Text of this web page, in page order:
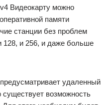
Видеокарту можно
памяти
станции без проблем
128, и 256, и даже больше
удаленный
существует возможность